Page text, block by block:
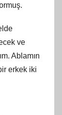
ve
Ablamın
erkek iki